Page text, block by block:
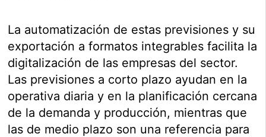
La automatización de estas previsiones y su
exportación a formatos integrables facilita la
digitalización de las empresas del sector.
Las previsiones a corto plazo ayudan en la
operativa diaria y en la planificación cercana
de la demanda y producción, mientras que
las de medio plazo son una referencia para